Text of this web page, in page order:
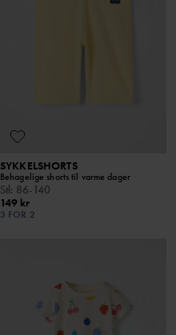
SYKKELSHORTS
Behagelige shorts til varme dager
Stl: 86-140
149 kr
3 FOR 2